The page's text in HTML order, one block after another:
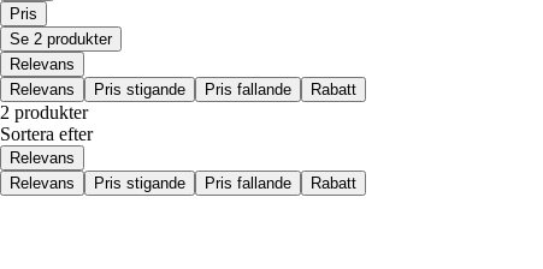
Pris
Se 2 produkter
Relevans
Relevans
Pris stigande Pris fallande Rabatt
2 produkter
Sortera efter
Relevans
Relevans
Pris stigande Pris fallande Rabatt